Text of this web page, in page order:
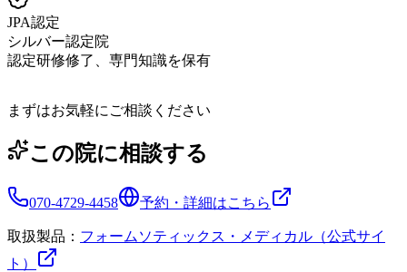
JPA認定
シルバー認定院
認定研修修了、専門知識を保有
まずはお気軽にご相談ください
この院に相談する
070-4729-4458 予約・詳細はこちら
取扱製品： フォームソティックス・メディカル（公式サイ
ト）